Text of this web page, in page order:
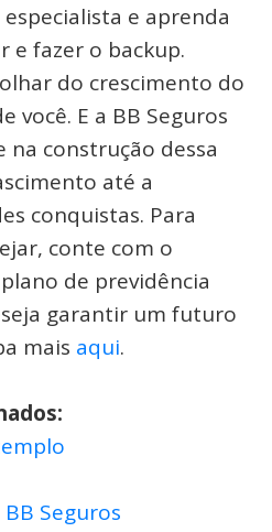
e aprenda
e fazer o backup.
do crescimento do
você. E a BB Seguros
construção dessa
até a
conquistas. Para
conte com o
de previdência
garantir um futuro
mais aqui.
Seguros